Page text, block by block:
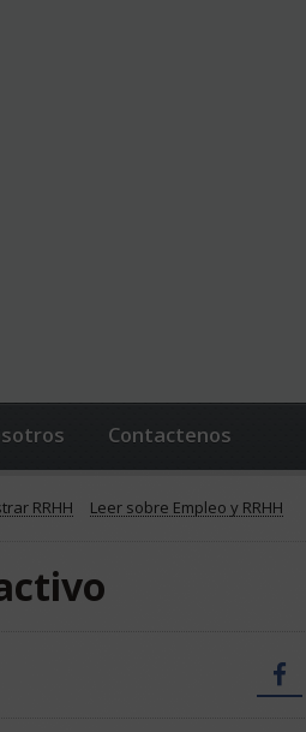
Contactenos
RRHH Leer sobre Empleo y RRHH